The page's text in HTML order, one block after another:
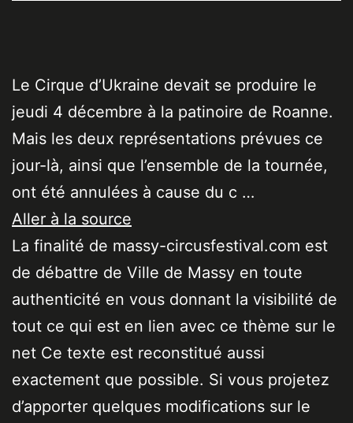
Le Cirque d’Ukraine devait se produire le
jeudi 4 décembre à la patinoire de Roanne.
Mais les deux représentations prévues ce
jour-là, ainsi que l’ensemble de la tournée,
ont été annulées à cause du c …
Aller à la source
La finalité de massy-circusfestival.com est
de débattre de Ville de Massy en toute
authenticité en vous donnant la visibilité de
tout ce qui est en lien avec ce thème sur le
net Ce texte est reconstitué aussi
exactement que possible. Si vous projetez
d’apporter quelques modifications sur le